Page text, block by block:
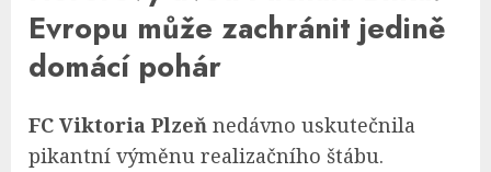
Evropu může zachránit jedině
domácí pohár
FC Viktoria Plzeň nedávno uskutečnila
pikantní výměnu realizačního štábu.